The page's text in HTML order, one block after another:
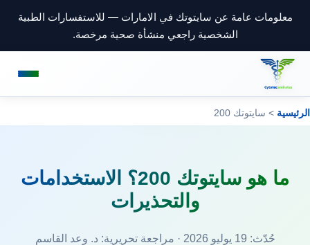
معلومات عامة عن سايتوتك في الامارات — للاستفسارات الطبية
الشخصية راجعي منشأة صحية مرخصة.
الرئيسية > سايتوتك 200
ما هو سايتوتك 200؟ الاستخدامات
والتحذيرات
حُدّث: 19 يوليو 2026 · مراجعة تحريرية: د. وعد القاسم